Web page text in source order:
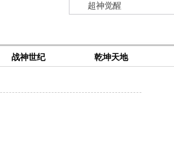
今日 10:00点
今日 10:00点
超神觉醒
战神世纪 乾坤天地